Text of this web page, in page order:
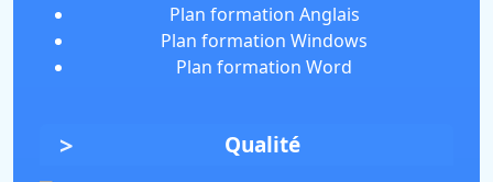
Plan formation Anglais
Plan formation Windows
Plan formation Word
Qualité